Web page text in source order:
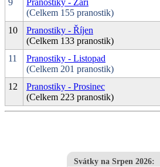
9
Pranostiky - Září
(Celkem 155 pranostik)
10
Pranostiky - Říjen
(Celkem 133 pranostik)
11
Pranostiky - Listopad
(Celkem 201 pranostik)
12
Pranostiky - Prosinec
(Celkem 223 pranostik)
Svátky na Srpen 2026: